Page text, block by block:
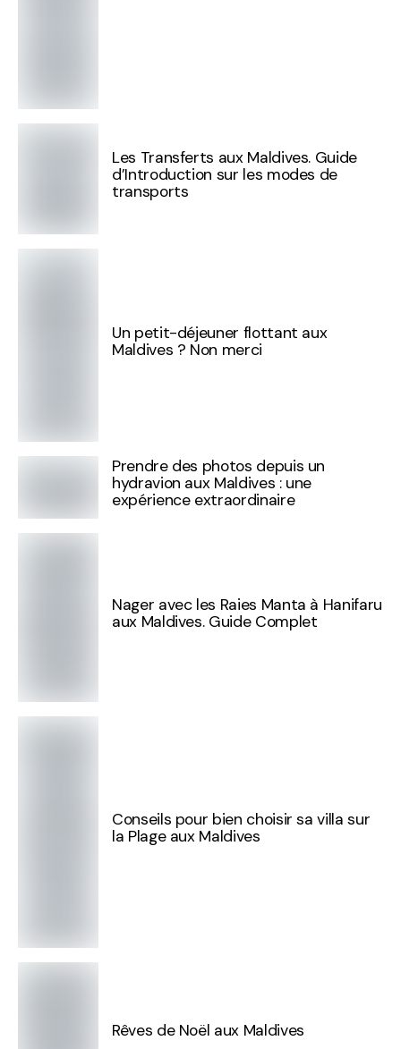
Les Transferts aux Maldives. Guide
d’Introduction sur les modes de
transports
Un petit-déjeuner flottant aux
Maldives ? Non merci
Prendre des photos depuis un
hydravion aux Maldives : une
expérience extraordinaire
Nager avec les Raies Manta à Hanifaru
aux Maldives. Guide Complet
Conseils pour bien choisir sa villa sur
la Plage aux Maldives
Rêves de Noël aux Maldives